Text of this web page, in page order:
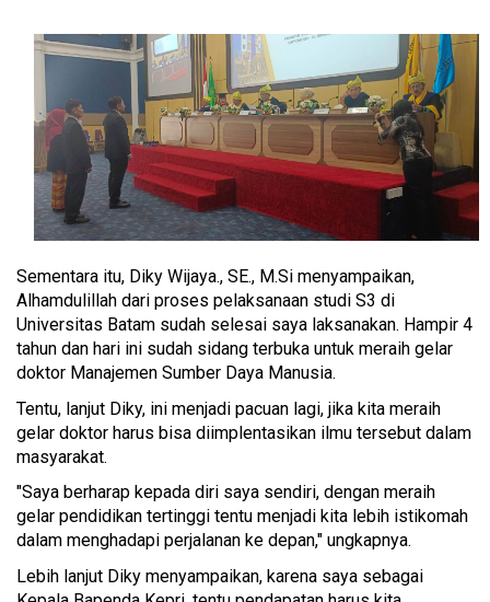
Sementara itu, Diky Wijaya., SE., M.Si menyampaikan,
Alhamdulillah dari proses pelaksanaan studi S3 di
Universitas Batam sudah selesai saya laksanakan. Hampir 4
tahun dan hari ini sudah sidang terbuka untuk meraih gelar
doktor Manajemen Sumber Daya Manusia.
Tentu, lanjut Diky, ini menjadi pacuan lagi, jika kita meraih
gelar doktor harus bisa diimplentasikan ilmu tersebut dalam
masyarakat.
"Saya berharap kepada diri saya sendiri, dengan meraih
gelar pendidikan tertinggi tentu menjadi kita lebih istikomah
dalam menghadapi perjalanan ke depan," ungkapnya.
Lebih lanjut Diky menyampaikan, karena saya sebagai